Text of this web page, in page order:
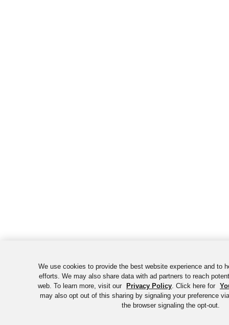
We use cookies to provide the best website experience and to
efforts. We may also share data with ad partners to reach
web. To learn more, visit our
Privacy Policy. Click here for
may also opt out of this sharing by signaling your preference
the browser signaling the opt-out.